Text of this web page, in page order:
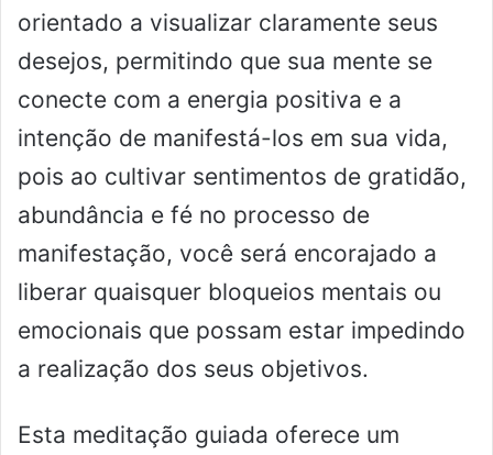
orientado a visualizar claramente seus
desejos, permitindo que sua mente se
conecte com a energia positiva e a
intenção de manifestá-los em sua vida,
pois ao cultivar sentimentos de gratidão,
abundância e fé no processo de
manifestação, você será encorajado a
liberar quaisquer bloqueios mentais ou
emocionais que possam estar impedindo
a realização dos seus objetivos.
Esta meditação guiada oferece um